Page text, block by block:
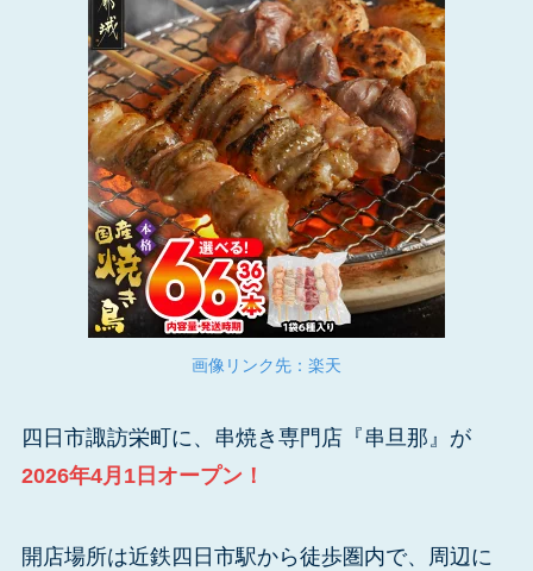
画像リンク先：楽天
四日市諏訪栄町に、串焼き専門店『串旦那』が
2026年4月1日オープン！
開店場所は近鉄四日市駅から徒歩圏内で、周辺に